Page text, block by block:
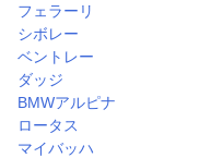
フェラーリ
シボレー
ベントレー
ダッジ
BMWアルピナ
ロータス
マイバッハ